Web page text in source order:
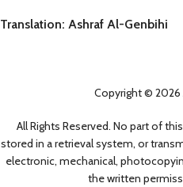
Translation: Ashraf Al-Genbihi
Copyright © 2026
All Rights Reserved. No part of
stored in a retrieval system, or
electronic, mechanical,
the written